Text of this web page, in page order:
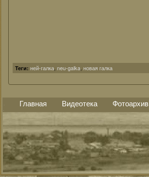
Теги: ней-галка neu-galka новая галка
Главная Видеотека Фотоархив